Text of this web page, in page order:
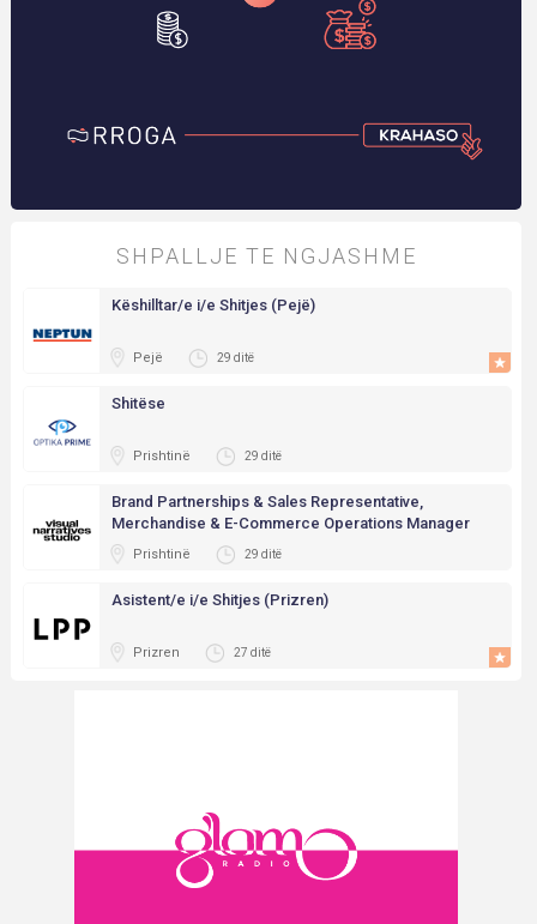
SHPALLJE TE NGJASHME
Këshilltar/e i/e Shitjes (Pejë)
Pejë 29 ditë
Shitëse
Prishtinë 29 ditë
Brand Partnerships & Sales Representative,
Merchandise & E-Commerce Operations Manager
Prishtinë 29 ditë
Asistent/e i/e Shitjes (Prizren)
Prizren 27 ditë